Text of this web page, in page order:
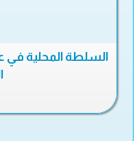
السلطة المحلية